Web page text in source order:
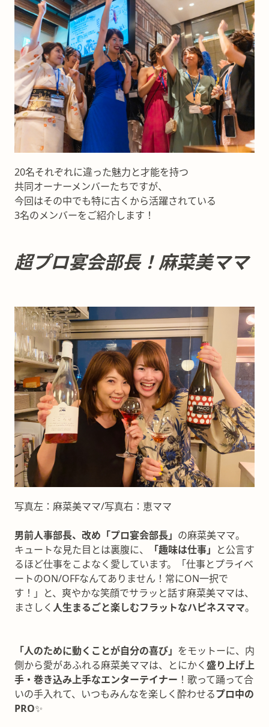
20名それぞれに違った魅力と才能を持つ
共同オーナーメンバーたちですが、
今回はその中でも特に古くから活躍されている
3名のメンバーをご紹介します！
超プロ宴会部長！麻菜美ママ
写真左：麻菜美ママ/写真右：恵ママ
男前人事部長、改め「プロ宴会部長」 の麻菜美ママ。
キュートな見た目とは裏腹に、
「趣味は仕事」 と公言す
るほど仕事をこよなく愛しています。「仕事とプライベ
ートのON/OFFなんてありません！常にON一択で
す！」と、爽やかな笑顔でサラッと話す麻菜美ママは、
まさしく人生まるごと楽しむフラットなハピネスママ。
「人のために動くことが自分の喜び」 をモットーに、内
側から愛があふれる麻菜美ママは、とにかく盛り上げ上
手・巻き込み上手なエンターテイナー ！歌って踊って合
いの手入れて、いつもみんなを楽しく酔わせるプロ中の
PRO✨